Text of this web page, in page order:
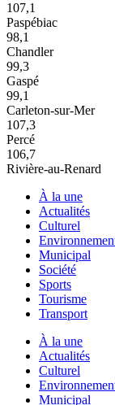
107,1
Paspébiac
98,1
Chandler
99,3
Gaspé
99,1
Carleton-sur-Mer
107,3
Percé
106,7
Rivière-au-Renard
À la une
Actualités
Culturel
Municipal
Société
Sports
Tourisme
Transport
À la une
Actualités
Culturel
Municipal